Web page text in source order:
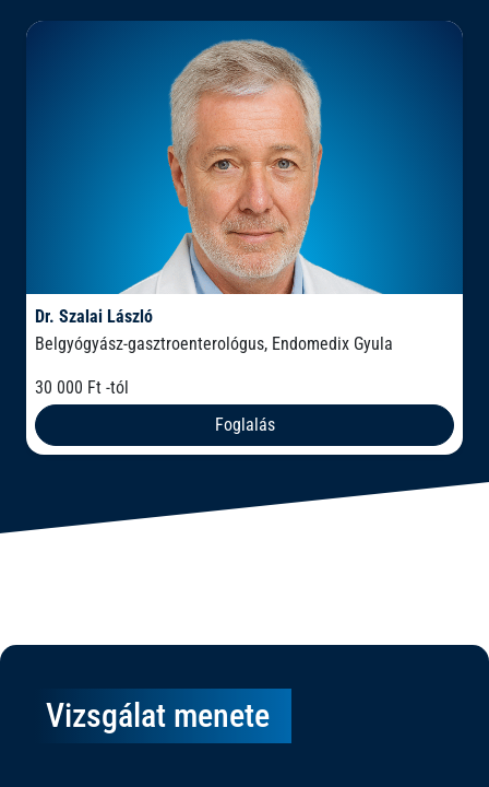
Dr. Szalai László
Belgyógyász-gasztroenterológus, Endomedix Gyula
30 000 Ft -tól
Foglalás
Vizsgálat menete